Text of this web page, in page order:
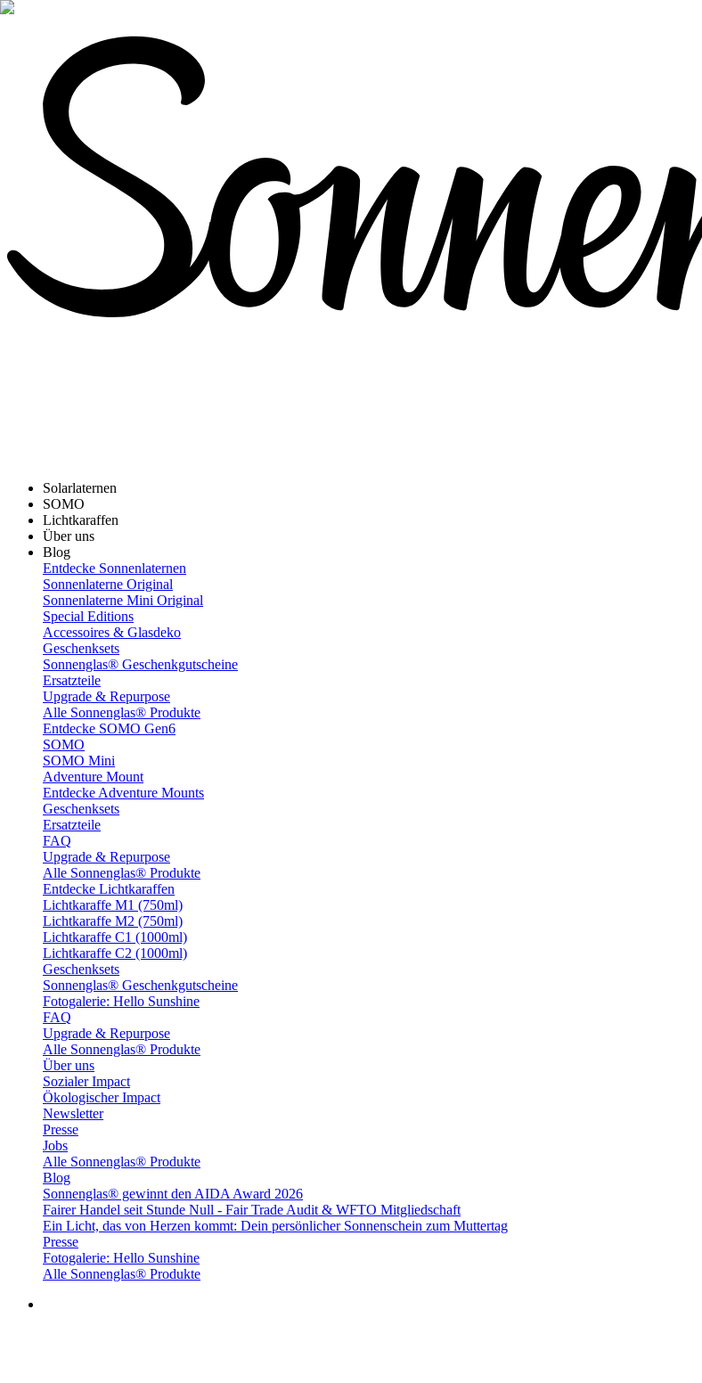
Solarlaternen
SOMO
Lichtkaraffen
Über uns
Blog
Entdecke Sonnenlaternen
Sonnenlaterne Original
Sonnenlaterne Mini Original
Special Editions
Accessoires & Glasdeko
Geschenksets
Sonnenglas® Geschenkgutscheine
Ersatzteile
Upgrade & Repurpose
Alle Sonnenglas® Produkte
Entdecke SOMO Gen6
SOMO
SOMO Mini
Adventure Mount
Entdecke Adventure Mounts
Geschenksets
Ersatzteile
FAQ
Upgrade & Repurpose
Alle Sonnenglas® Produkte
Entdecke Lichtkaraffen
Lichtkaraffe M1 (750ml)
Lichtkaraffe M2 (750ml)
Lichtkaraffe C1 (1000ml)
Lichtkaraffe C2 (1000ml)
Geschenksets
Sonnenglas® Geschenkgutscheine
Fotogalerie: Hello Sunshine
FAQ
Upgrade & Repurpose
Alle Sonnenglas® Produkte
Über uns
Sozialer Impact
Ökologischer Impact
Newsletter
Presse
Jobs
Alle Sonnenglas® Produkte
Blog
Sonnenglas® gewinnt den AIDA Award 2026
Fairer Handel seit Stunde Null - Fair Trade Audit & WFTO Mitgliedschaft
Ein Licht, das von Herzen kommt: Dein persönlicher Sonnenschein zum Muttertag
Presse
Fotogalerie: Hello Sunshine
Alle Sonnenglas® Produkte